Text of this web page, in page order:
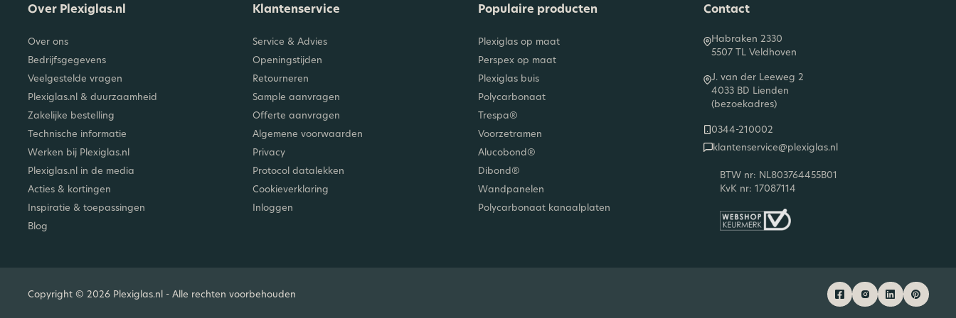
Over Plexiglas.nl
Over ons
Bedrijfsgegevens
Veelgestelde vragen
Plexiglas.nl & duurzaamheid
Zakelijke bestelling
Technische informatie
Werken bij Plexiglas.nl
Plexiglas.nl in de media
Acties & kortingen
Inspiratie & toepassingen
Blog
Klantenservice
Service & Advies
Openingstijden
Retourneren
Sample aanvragen
Offerte aanvragen
Algemene voorwaarden
Privacy
Protocol datalekken
Cookieverklaring
Inloggen
Populaire producten
Plexiglas op maat
Perspex op maat
Plexiglas buis
Polycarbonaat
Trespa®
Voorzetramen
Alucobond®
Dibond®
Wandpanelen
Polycarbonaat kanaalplaten
Contact
Habraken 2330
5507 TL Veldhoven
J. van der Leeweg 2
4033 BD Lienden
(bezoekadres)
0344-210002
klantenservice@plexiglas.nl
BTW nr: NL803764455B01
KvK nr: 17087114
Copyright © 2026 Plexiglas.nl - Alle rechten voorbehouden